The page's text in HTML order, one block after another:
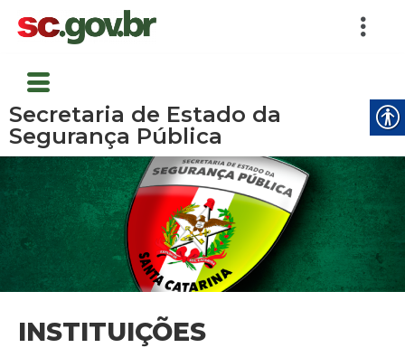
Secretaria de Estado da
Segurança Pública
INSTITUIÇÕES